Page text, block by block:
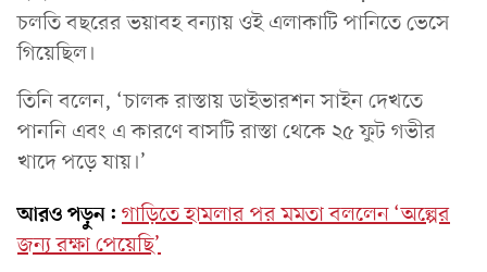
চলতি বছরের ভয়াবহ বন্যায় ওই এলাকাটি পানিতে ভেসে
গিয়েছিল।
তিনি বলেন, ‘চালক রাস্তায় ডাইভারশন সাইন দেখতে
পাননি এবং এ কারণে বাসটি রাস্তা থেকে ২৫ ফুট গভীর
খাদে পড়ে যায়।’
আরও পড়ুন: গাড়িতে হামলার পর মমতা বললেন ‘অল্পের
জন্য রক্ষা পেয়েছি’